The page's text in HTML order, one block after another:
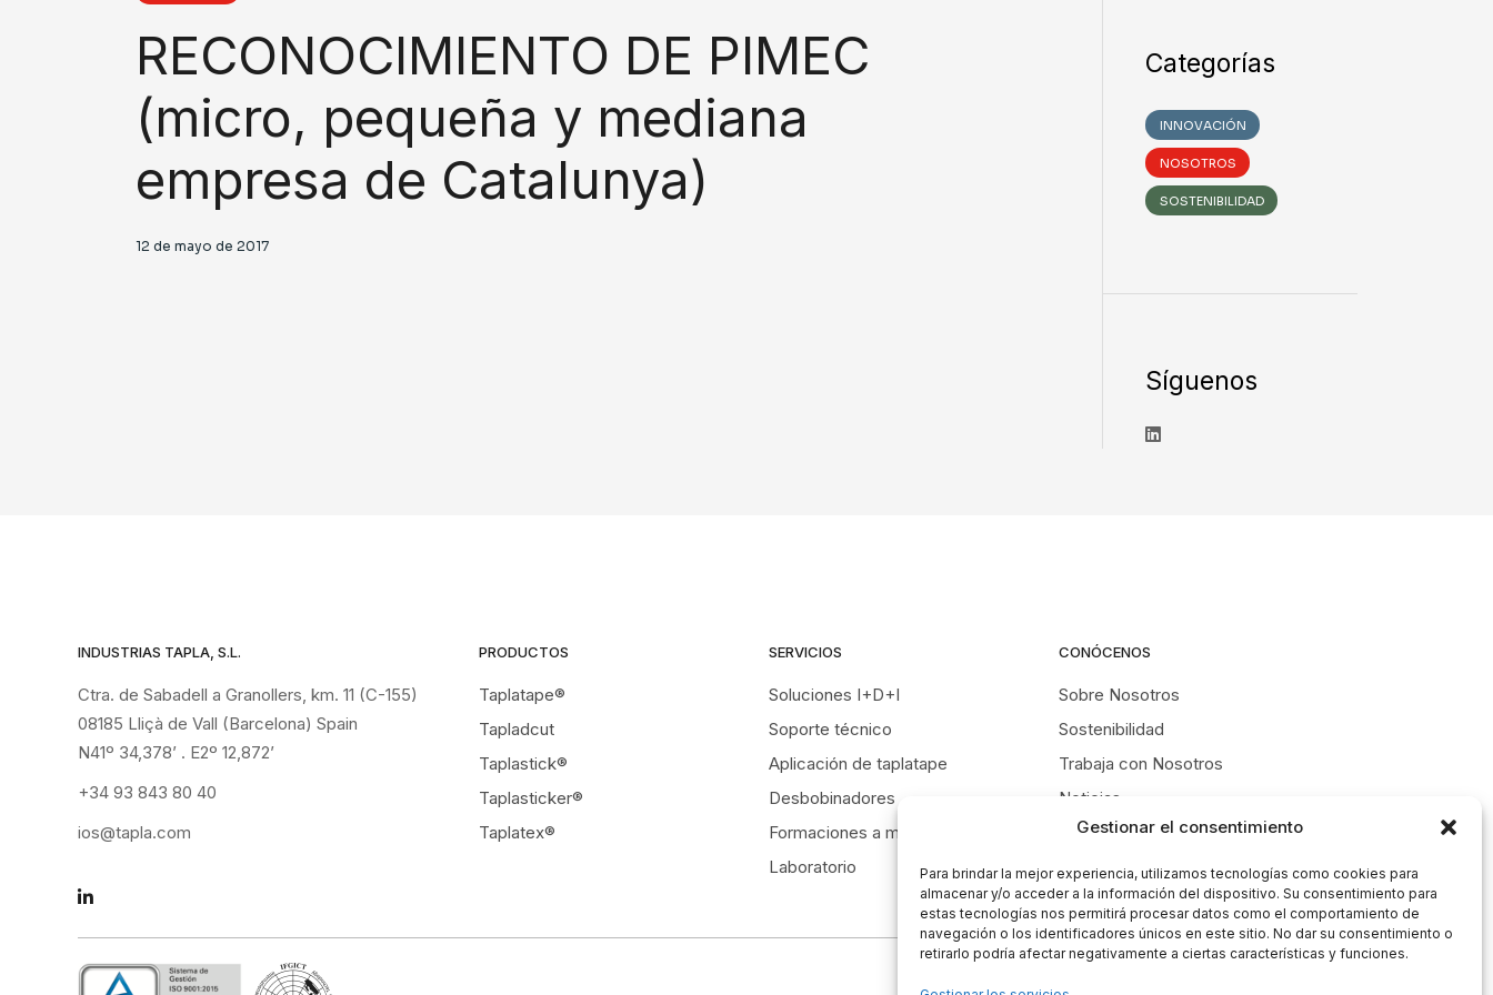
Gestionar el consentimiento
Para brindar la mejor experiencia, utilizamos tecnologías como cookies para
almacenar y/o acceder a la información del dispositivo. Su consentimiento para
estas tecnologías nos permitirá procesar datos como el comportamiento de
navegación o los identificadores únicos en este sitio. No dar su consentimiento o
retirarlo podría afectar negativamente a ciertas características y funciones.
RECONOCIMIENTO DE PIMEC
(micro, pequeña y mediana
empresa de Catalunya)
12 de mayo de 2017
Categorías
INNOVACIÓN
NOSOTROS
SOSTENIBILIDAD
Síguenos
INDUSTRIAS TAPLA, S.L.
Ctra. de Sabadell a Granollers, km. 11 (C-155)
08185 Lliçà de Vall (Barcelona) Spain
N41º 34,378’ . E2º 12,872’
+34 93 843 80 40
ios@tapla.com
PRODUCTOS
Taplatape®
Tapladcut
Taplastick®
Taplasticker®
Taplatex®
SERVICIOS
Soluciones I+D+I
Soporte técnico
Aplicación de taplatape
Desbobinadores
Formaciones a medida
Laboratorio
CONÓCENOS
Sobre Nosotros
Sostenibilidad
Trabaja con Nosotros
Noticias
Contacto